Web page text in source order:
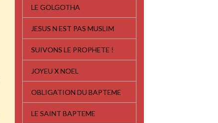
LE GOLGOTHA
JESUS N EST PAS MUSLIM
SUIVONS LE PROPHETE !
JOYEU X NOEL
OBLIGATION DU BAPTEME
LE SAINT BAPTEME